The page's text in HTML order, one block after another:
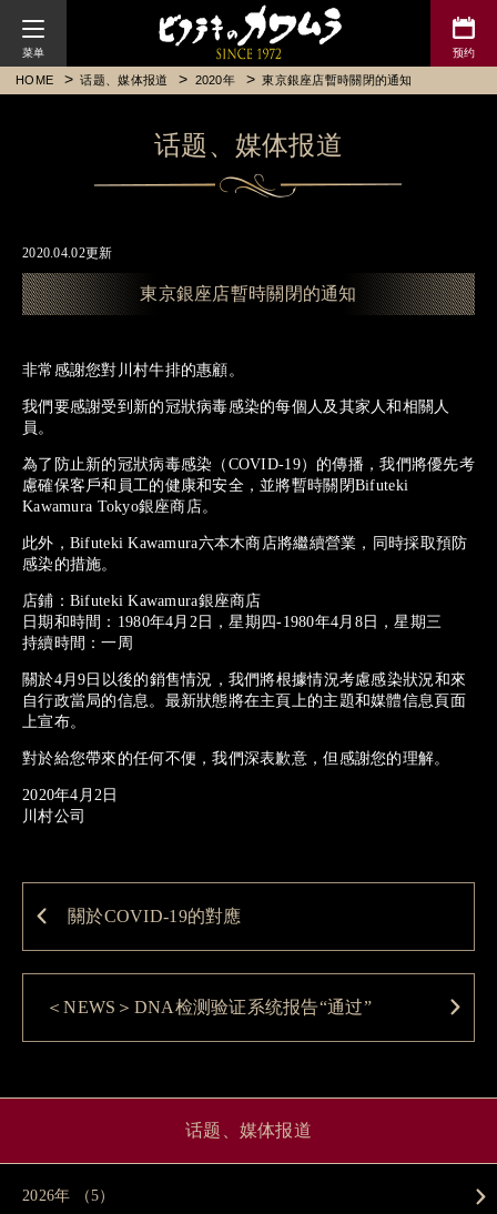
HOME 话题、媒体报道 2020年 東京銀座店暫時關閉的通知
话题、媒体报道
2020.04.02更新
東京銀座店暫時關閉的通知
非常感謝您對川村牛排的惠顧。
我們要感謝受到新的冠狀病毒感染的每個人及其家人和相關人
員。
為了防止新的冠狀病毒感染（COVID-19）的傳播，我們將優先考
慮確保客戶和員工的健康和安全，並將暫時關閉Bifuteki
Kawamura Tokyo銀座商店。
此外，Bifuteki Kawamura六本木商店將繼續營業，同時採取預防
感染的措施。
店鋪：Bifuteki Kawamura銀座商店
日期和時間：1980年4月2日，星期四-1980年4月8日，星期三
持續時間：一周
關於4月9日以後的銷售情況，我們將根據情況考慮感染狀況和來
自行政當局的信息。最新狀態將在主頁上的主題和媒體信息頁面
上宣布。
對於給您帶來的任何不便，我們深表歉意，但感謝您的理解。
2020年4月2日
川村公司
關於COVID-19的對應
＜NEWS＞DNA检测验证系统报告“通过”
话题、媒体报道
2026年 （5）